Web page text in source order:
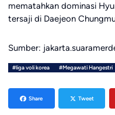
mematahkan dominasi
tersaji di Daejeon
Sumber:
#liga voli korea #Megawati Hangestri
Share Tweet